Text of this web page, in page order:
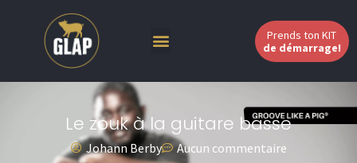
Prends ton KIT
de démarrage!
Le zouk à la guitare basse
Johann Berby Aucun commentaire